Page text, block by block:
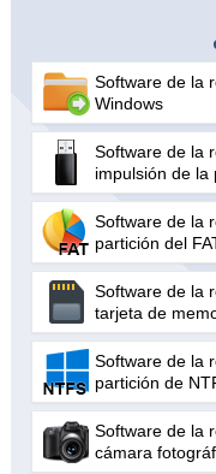
Software de la
Windows
Software de la
impulsión de la
Software de la
partición del
Software de la
tarjeta de
Software de la
partición de
Software de la
cámara